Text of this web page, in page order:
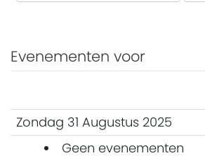
Evenementen voor
Zondag 31 Augustus 2025
Geen evenementen